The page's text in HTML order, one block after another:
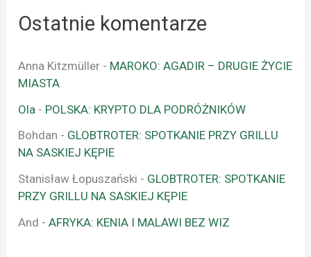
Ostatnie komentarze
Anna Kitzmüller - MAROKO: AGADIR – DRUGIE ŻYCIE
MIASTA
Ola - POLSKA: KRYPTO DLA PODRÓŻNIKÓW
Bohdan - GLOBTROTER: SPOTKANIE PRZY GRILLU
NA SASKIEJ KĘPIE
Stanisław Łopuszański - GLOBTROTER: SPOTKANIE
PRZY GRILLU NA SASKIEJ KĘPIE
And -AFRYKA: KENIA I MALAWI BEZ WIZ